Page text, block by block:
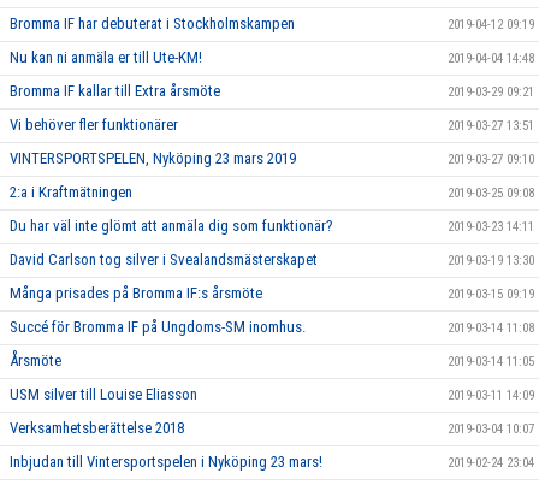
Bromma IF har debuterat i Stockholmskampen 2019-04-12 09:19
Nu kan ni anmäla er till Ute-KM! 2019-04-04 14:48
Bromma IF kallar till Extra årsmöte 2019-03-29 09:21
Vi behöver fler funktionärer 2019-03-27 13:51
VINTERSPORTSPELEN, Nyköping 23 mars 2019 2019-03-27 09:10
2:a i Kraftmätningen 2019-03-25 09:08
Du har väl inte glömt att anmäla dig som funktionär? 2019-03-23 14:11
David Carlson tog silver i Svealandsmästerskapet 2019-03-19 13:30
Många prisades på Bromma IF:s årsmöte 2019-03-15 09:19
Succé för Bromma IF på Ungdoms-SM inomhus. 2019-03-14 11:08
Årsmöte 2019-03-14 11:05
USM silver till Louise Eliasson 2019-03-11 14:09
Verksamhetsberättelse 2018 2019-03-04 10:07
Inbjudan till Vintersportspelen i Nyköping 23 mars! 2019-02-24 23:04